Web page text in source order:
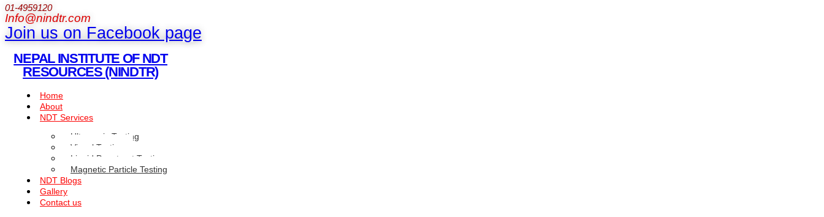
01-4959120
Info@nindtr.com
Join us on Facebook page
NEPAL INSTITUTE OF NDT
RESOURCES (NINDTR)
Home
About
NDT Services
Ultrasonic Testing
Visual Testing
Liquid Penetrant Testing
Magnetic Particle Testing
NDT Blogs
Gallery
Contact us